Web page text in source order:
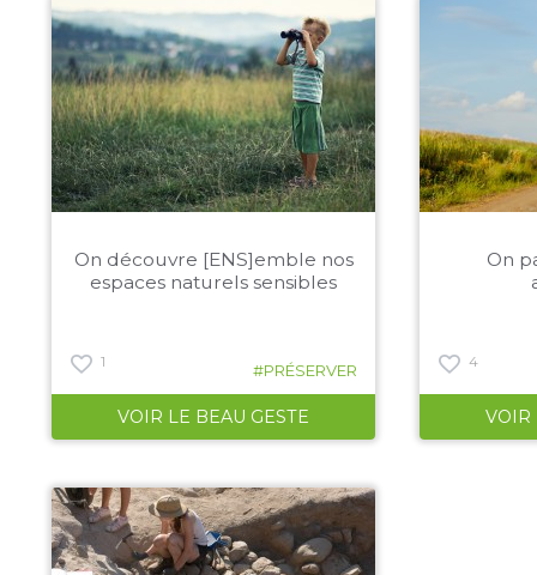
On découvre [ENS]emble nos
espaces naturels sensibles
1 #PRÉSERVER
VOIR LE BEAU GESTE
On
4
VOIR